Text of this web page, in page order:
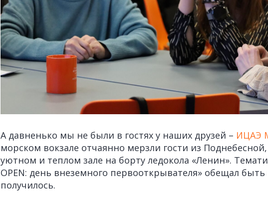
А давненько мы не были в гостях у наших друзей – ИЦАЭ
морском вокзале отчаянно мерзли гости из
уютном и теплом зале на борту ледокола «Ленин».
OPEN: день внеземного первооткрывателя» обещал
получилось.